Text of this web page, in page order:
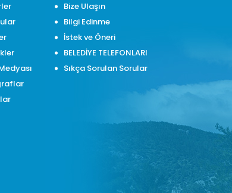
Bize Ulaşın
Bilgi Edinme
İstek ve Öneri
BELEDİYE TELEFONLARI
Sıkça Sorulan Sorular